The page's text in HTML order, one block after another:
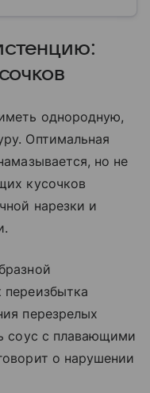
однородную,
Оптимальная
но не
кусочков
нарезки и
перезрелых
соус с плавающими
о нарушении